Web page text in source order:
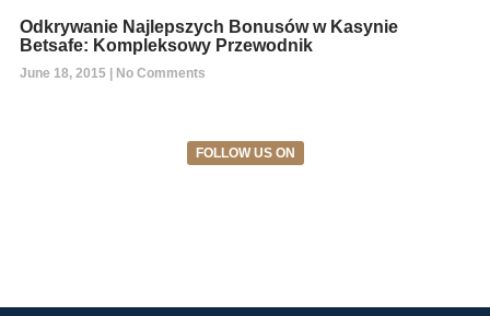
Odkrywanie Najlepszych Bonusów w Kasynie
Betsafe: Kompleksowy Przewodnik
June 18, 2015 No Comments
FOLLOW US ON